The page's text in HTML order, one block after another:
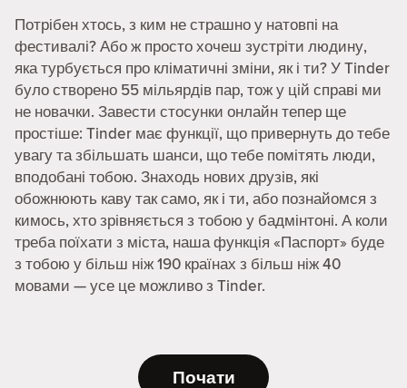
Потрібен хтось, з ким не страшно у натовпі на
фестивалі? Або ж просто хочеш зустріти людину,
яка турбується про кліматичні зміни, як і ти? У Tinder
було створено 55 мільярдів пар, тож у цій справі ми
не новачки. Завести стосунки онлайн тепер ще
простіше: Tinder має функції, що привернуть до тебе
увагу та збільшать шанси, що тебе помітять люди,
вподобані тобою. Знаходь нових друзів, які
обожнюють каву так само, як і ти, або познайомся з
кимось, хто зрівняється з тобою у бадмінтоні. А коли
треба поїхати з міста, наша функція «Паспорт» буде
з тобою у більш ніж 190 країнах з більш ніж 40
мовами — усе це можливо з Tinder.
Почати